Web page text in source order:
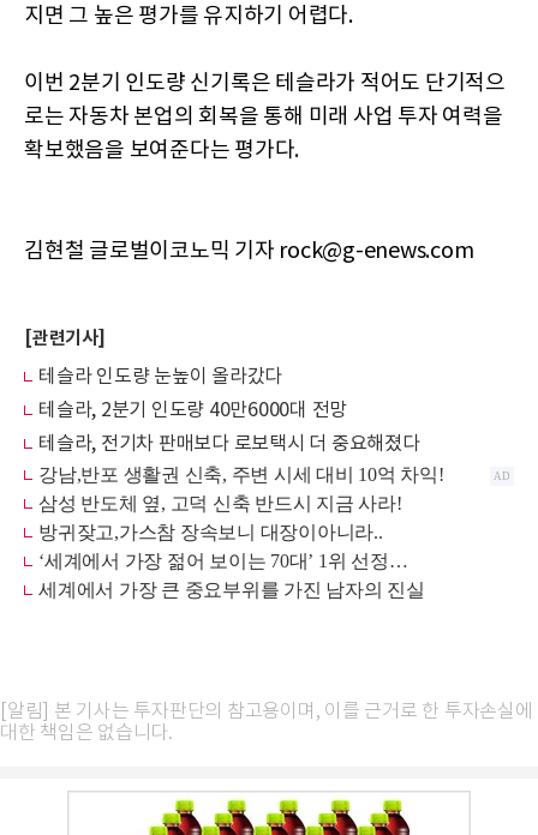
지면 그 높은 평가를 유지하기 어렵다.
이번 2분기 인도량 신기록은 테슬라가 적어도 단기적으
로는 자동차 본업의 회복을 통해 미래 사업 투자 여력을
확보했음을 보여준다는 평가다.
김현철 글로벌이코노믹 기자 rock@g-enews.com
[관련기사]
테슬라 인도량 눈높이 올라갔다
테슬라, 2분기 인도량 40만6000대 전망
테슬라, 전기차 판매보다 로보택시 더 중요해졌다
[알림] 본 기사는 투자판단의 참고용이며, 이를 근거로 한 투자손실에
대한 책임은 없습니다.